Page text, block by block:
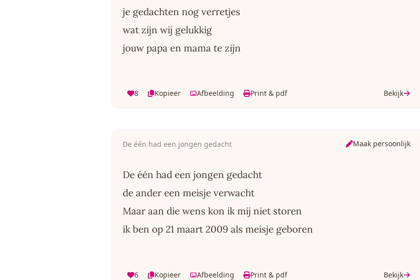
je gedachten nog verretjes
wat zijn wij gelukkig
jouw papa en mama te zijn
8 Kopieer Afbeelding Print & pdf Bekijk
De één had een jongen gedacht Maak persoonlijk
De één had een jongen gedacht
de ander een meisje verwacht
Maar aan die wens kon ik mij niet storen
ik ben op 21 maart 2009 als meisje geboren
6 Kopieer Afbeelding Print & pdf Bekijk